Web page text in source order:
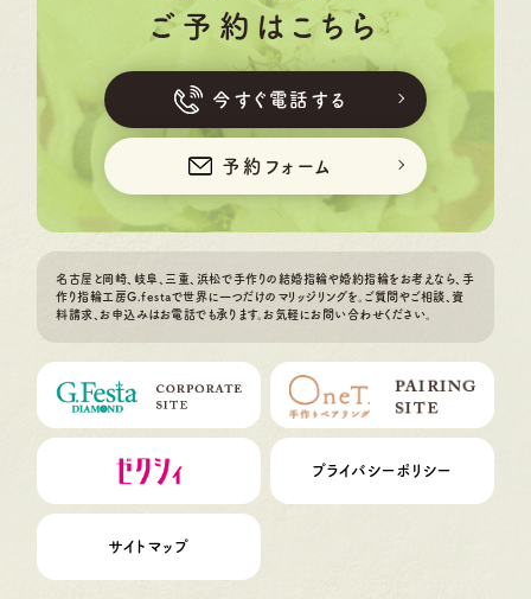
ご予約はこちら
今すぐ電話する
予約フォーム
名古屋と岡崎、岐阜、三重、浜松で手作りの結婚指輪や婚約指輪をお考えなら、手
作り指輪工房G.festaで世界に一つだけのマリッジリングを。ご質問やご相談、資
料請求、お申込みはお電話でも承ります。お気軽にお問い合わせください。
プライバシーポリシー
サイトマップ